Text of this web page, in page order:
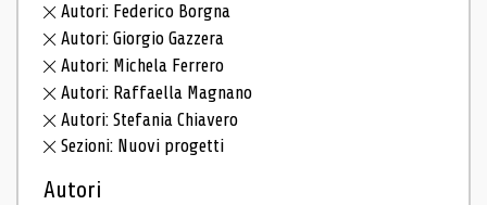
Autori: Federico Borgna
Autori: Giorgio Gazzera
Autori: Michela Ferrero
Autori: Raffaella Magnano
Autori: Stefania Chiavero
Sezioni: Nuovi progetti
Autori